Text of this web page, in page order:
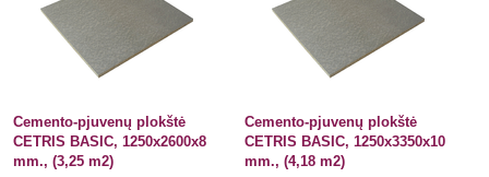
Cemento-pjuvenų plokštė
CETRIS BASIC, 1250x2600x8
mm., (3,25 m2)
Cemento-pjuvenų plokštė
CETRIS BASIC, 1250x3350x10
mm., (4,18 m2)